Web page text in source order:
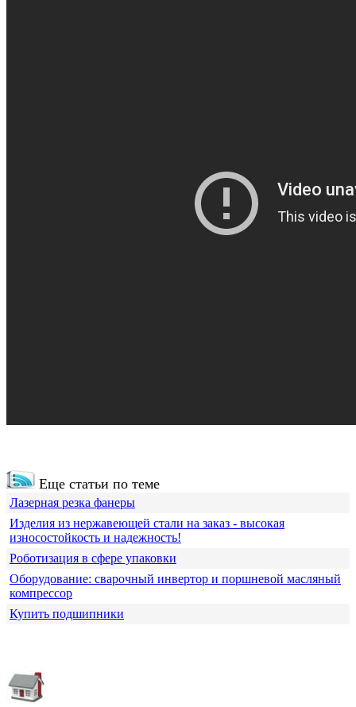
Еще статьи по теме
Лазерная резка фанеры
Изделия из нержавеющей стали на заказ - высокая
износостойкость и надежность!
Роботизация в сфере упаковки
Оборудование: сварочный инвертор и поршневой масляный
компрессор
Купить подшипники